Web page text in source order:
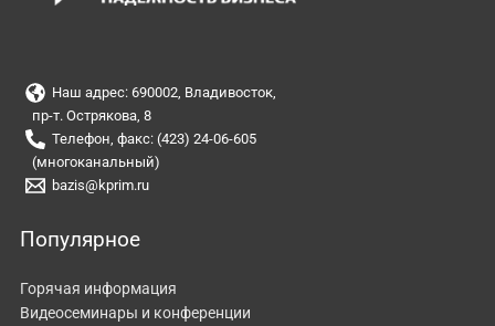
Наш адрес: 690002, Владивосток,
пр-т. Острякова, 8
Телефон, факс: (423) 24-06-605
(многоканальный)
bazis@kprim.ru
Популярное
Горячая информация
Видеосеминары и конференции